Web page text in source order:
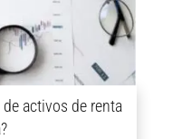
activos de renta